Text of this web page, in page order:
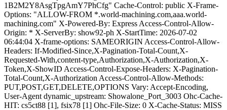
1B2M2Y8AsgTpgAmY7PhCfg" Cache-Control: public X-Frame-
Options: "ALLOW-FROM *.world-machining.com,aaa.world-
machining.com" X-Powered-By: Express Access-Control-Allow-
Origin: * X-ServerBy: show92-ph X-StartTime: 2026-07-02
06:44:04 X-frame-options: SAMEORIGIN Access-Control-Allow-
Headers: If-Modified-Since,X-Pagination-Total-Count,X-
Requested-With,content-type,Authorization,X-Authorization,X-
Token,X-ShowID Access-Control-Expose-Headers: X-Pagination-
Total-Count,X-Authorization Access-Control-Allow-Methods:
PUT,POST,GET,DELETE,OPTIONS Vary: Accept-Encoding,
User-Agent dynamic_upstream: Showalone_Port_3003 Ohc-Cache-
HIT: cs5ct88 [1], fsix78 [1] Ohc-File-Size: 0 X-Cache-Status: MISS